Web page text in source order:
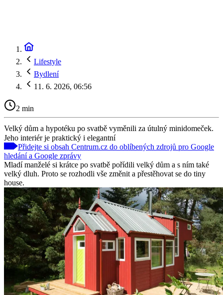
Lifestyle
Bydlení
11. 6. 2026, 06:56
2 min
Velký dům a hypotéku po svatbě vyměnili za útulný minidomeček.
Jeho interiér je praktický i elegantní
Přidejte si obsah Centrum.cz do oblíbených zdrojů pro Google
hledání a Google zprávy
Mladí manželé si krátce po svatbě pořídili velký dům a s ním také
velký dluh. Proto se rozhodli vše změnit a přestěhovat se do tiny
house.